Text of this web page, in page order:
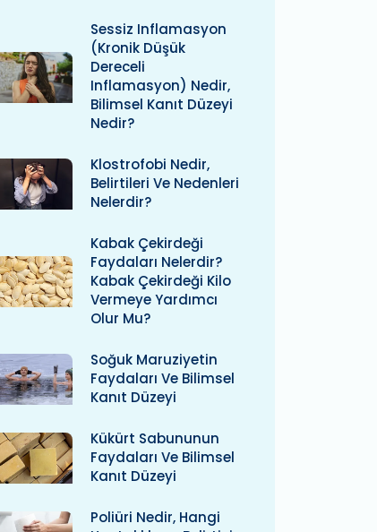
Sessiz Inflamasyon
(kronik Düşük
Dereceli
Inflamasyon) Nedir,
Bilimsel Kanıt Düzeyi
Nedir?
Klostrofobi Nedir,
Belirtileri Ve Nedenleri
Nelerdir?
Kabak Çekirdeği
Faydaları Nelerdir?
Kabak Çekirdeği Kilo
Vermeye Yardımcı
Olur Mu?
Soğuk Maruziyetin
Faydaları Ve Bilimsel
Kanıt Düzeyi
Kükürt Sabununun
Faydaları Ve Bilimsel
Kanıt Düzeyi
Poliüri Nedir, Hangi